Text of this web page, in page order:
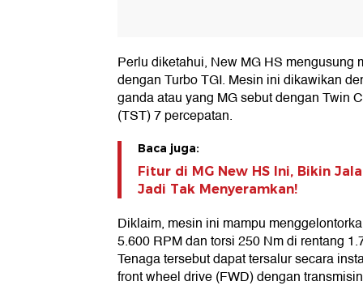
Perlu diketahui, New MG HS mengusung
dengan Turbo TGI. Mesin ini dikawikan
ganda atau yang MG sebut dengan Twin
(TST) 7 percepatan.
Baca juga:
Fitur di MG New HS Ini, Bikin
Jadi Tak Menyeramkan!
Diklaim, mesin ini mampu
5.600 RPM dan torsi 250 Nm di rentang
Tenaga tersebut dapat tersalur secara
front wheel drive (FWD) dengan